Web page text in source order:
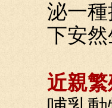
泌一
下安
近親